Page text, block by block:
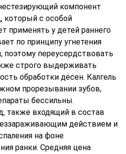
компонент
который с особой
применять у детей раннего
по принципу угнетения
поэтому переусердствовать
строго выдерживать
обработки дёсен. Калгель
прорезывании зубов,
бессильны.
также входящий в состав
действием и
на фоне
ранки. Средняя цена